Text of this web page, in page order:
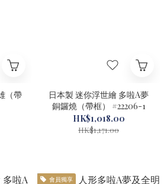
（帶
日本製 迷你浮世繪 多啦A夢
銅鑼燒（帶框） #22206-1
HK$1,018.00
HK$1,171.00
會員獨享